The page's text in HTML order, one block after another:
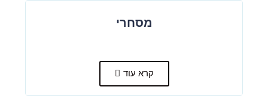
מסחרי
קרא עוד